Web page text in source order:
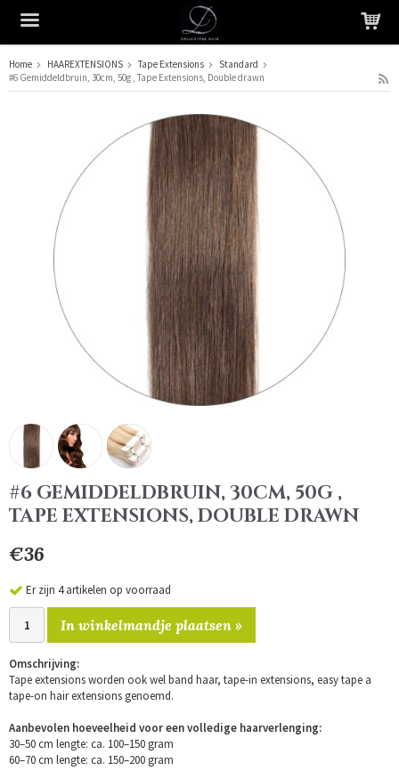
Het product is in je winkelmandje geplaatst
Home HAAREXTENSIONS Tape Extensions
Standard
#6 Gemiddeldbruin, 30cm, 50g , Tape Extensions, Double drawn
#6 GEMIDDELDBRUIN, 30CM, 50G ,
TAPE EXTENSIONS, DOUBLE DRAWN
€36
Er zijn 4 artikelen op voorraad
In winkelmandje plaatsen »
Omschrijving:
Tape extensions worden ook wel band haar, tape-in extensions, easy tape a
tape-on hair extensions genoemd.
Aanbevolen hoeveelheid voor een volledige haarverlenging:
30–50 cm lengte: ca. 100–150 gram
60–70 cm lengte: ca. 150–200 gram